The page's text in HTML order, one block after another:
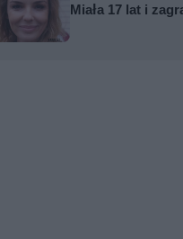
Miała 17 lat i